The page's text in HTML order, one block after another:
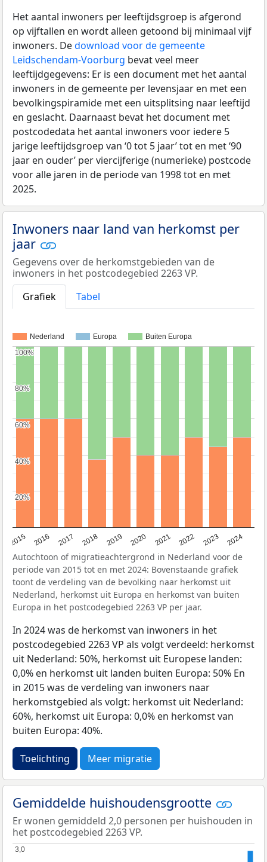
Het aantal inwoners per leeftijdsgroep is afgerond
op vijftallen en wordt alleen getoond bij minimaal vijf
inwoners. Dedownload voor de gemeente
Leidschendam-Voorburg bevat veel meer
leeftijdgegevens: Er is een document met het aantal
inwoners in de gemeente per levensjaar en met een
bevolkingspiramide met een uitsplitsing naar leeftijd
en geslacht. Daarnaast bevat het document met
postcodedata het aantal inwoners voor iedere 5
jarige leeftijdsgroep van ‘0 tot 5 jaar’ tot en met ‘90
jaar en ouder’ per viercijferige (numerieke) postcode
voor alle jaren in de periode van 1998 tot en met
2025.
Inwoners naar land van herkomst per
jaar
Gegevens over de herkomstgebieden van de
inwoners in het postcodegebied 2263 VP.
Grafiek
Tabel
Nederland Europa Buiten Europa
2015 2016 2017 2018 2019 2020 2021 2022 2023 2024
20%
20%
40%
40%
60%
60%
80%
80%
100%
100%
Autochtoon of migratieachtergrond in Nederland voor de
periode van 2015 tot en met 2024: Bovenstaande grafiek
toont de verdeling van de bevolking naar herkomst uit
Nederland, herkomst uit Europa en herkomst van buiten
Europa in het postcodegebied 2263 VP per jaar.
In 2024 was de herkomst van inwoners in het
postcodegebied 2263 VP als volgt verdeeld: herkomst
uit Nederland: 50%, herkomst uit Europese landen:
0,0% en herkomst uit landen buiten Europa: 50% En
in 2015 was de verdeling van inwoners naar
herkomstgebied als volgt: herkomst uit Nederland:
60%, herkomst uit Europa: 0,0% en herkomst van
buiten Europa: 40%.
Toelichting Meer migratie
Gemiddelde huishoudensgrootte
Er wonen gemiddeld 2,0 personen per huishouden in
het postcodegebied 2263 VP.
3,0
3,0